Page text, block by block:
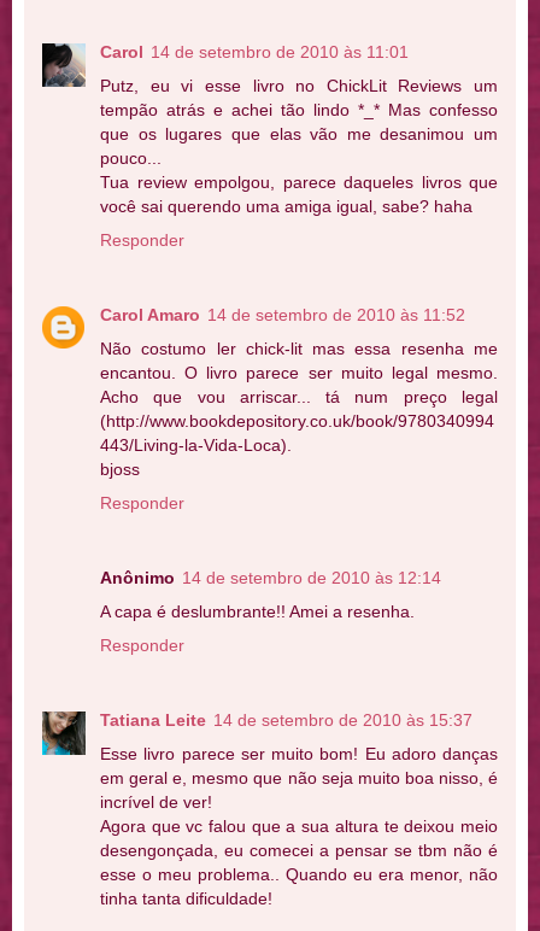
Carol 14 de setembro de 2010 às 11:01
Putz, eu vi esse livro no ChickLit Reviews um
tempão atrás e achei tão lindo *_* Mas confesso
que os lugares que elas vão me desanimou um
pouco...
Tua review empolgou, parece daqueles livros que
você sai querendo uma amiga igual, sabe? haha
Responder
Carol Amaro 14 de setembro de 2010 às 11:52
Não costumo ler chick-lit mas essa resenha me
encantou. O livro parece ser muito legal mesmo.
Acho que vou arriscar... tá num preço legal
(http://www.bookdepository.co.uk/book/9780340994
443/Living-la-Vida-Loca).
bjoss
Responder
Anônimo 14 de setembro de 2010 às 12:14
A capa é deslumbrante!! Amei a resenha.
Responder
Tatiana Leite 14 de setembro de 2010 às 15:37
Esse livro parece ser muito bom! Eu adoro danças
em geral e, mesmo que não seja muito boa nisso, é
incrível de ver!
Agora que vc falou que a sua altura te deixou meio
desengonçada, eu comecei a pensar se tbm não é
esse o meu problema.. Quando eu era menor, não
tinha tanta dificuldade!